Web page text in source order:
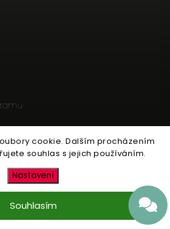
cookie. Dalším procházením
souhlas s jejich používáním.
Nastavení
Souhlasím
Jen tak z lásky. Všechna práva
vyhrazena.
nastavení cookies